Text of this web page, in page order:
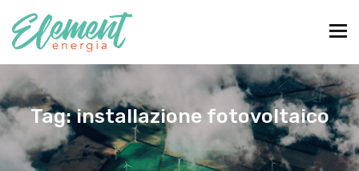
Tag:installazione fotovoltaico